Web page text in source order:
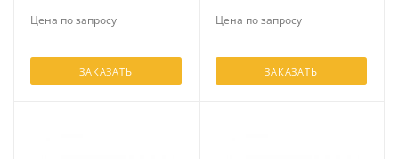
Цена по запросу
ЗАКАЗАТЬ
Цена по запросу
ЗАКАЗАТЬ